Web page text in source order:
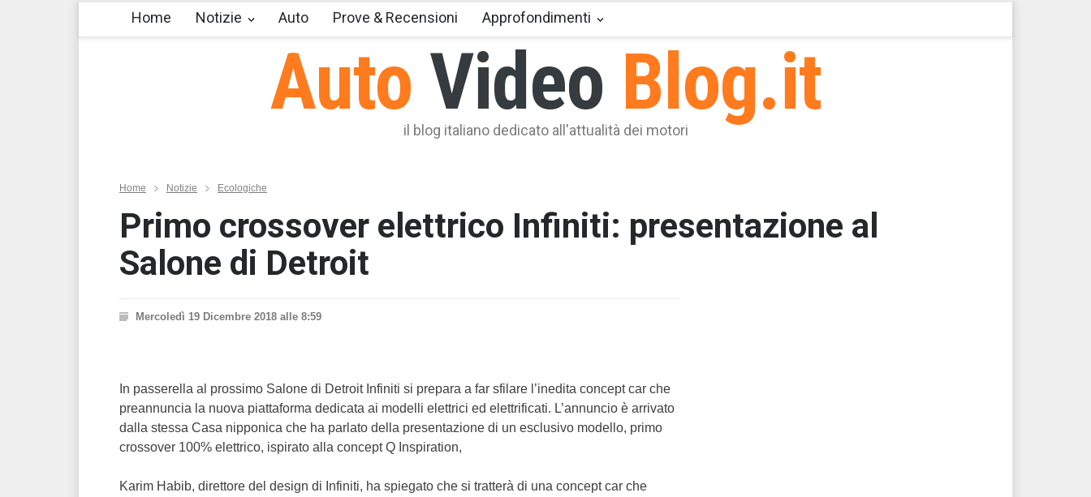
Auto Video Blog.it
il blog italiano dedicato all'attualità dei motori
Home Notizie Auto Prove & Recensioni Approfondimenti
Home Notizie Ecologiche
Primo crossover elettrico Infiniti: presentazione al
Salone di Detroit
Mercoledì 19 Dicembre 2018 alle 8:59
In passerella al prossimo Salone di Detroit Infiniti si prepara a far sfilare l’inedita concept car che
preannuncia la nuova piattaforma dedicata ai modelli elettrici ed elettrificati. L’annuncio è arrivato
dalla stessa Casa nipponica che ha parlato della presentazione di un esclusivo modello, primo
crossover 100% elettrico, ispirato alla concept Q Inspiration,
Karim Habib, direttore del design di Infiniti, ha spiegato che si tratterà di una concept car che